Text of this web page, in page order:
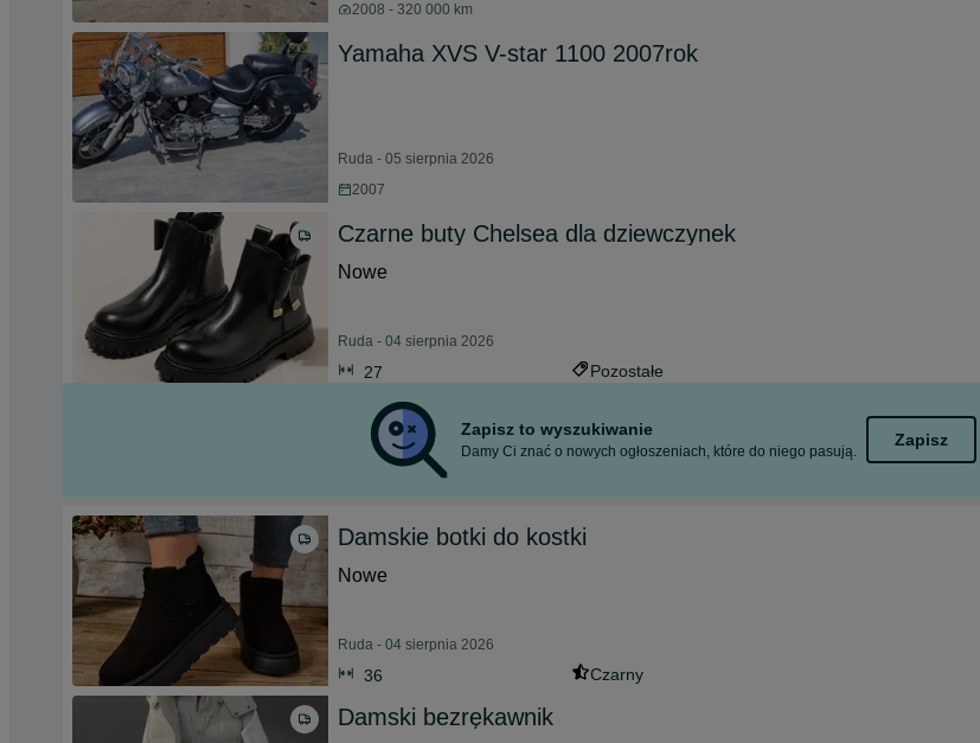
2008 - 320 000 km
Yamaha XVS V-star 1100 2007rok
Ruda - 05 sierpnia 2026
2007
Czarne buty Chelsea dla dziewczynek
Nowe
Ruda - 04 sierpnia 2026
27 Pozostałe
Zapisz to wyszukiwanie
Damy Ci znać o nowych ogłoszeniach, które do niego pasują.
Zapisz
Damskie botki do kostki
Nowe
Ruda - 04 sierpnia 2026
36 Czarny
Damski bezrękawnik